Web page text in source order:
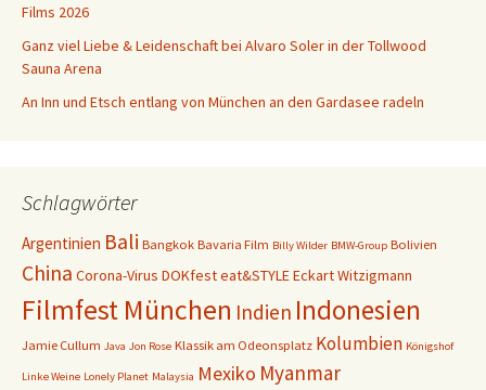
Films 2026
Ganz viel Liebe & Leidenschaft bei Alvaro Soler in der Tollwood
Sauna Arena
An Inn und Etsch entlang von München an den Gardasee radeln
Schlagwörter
Argentinien Bali Bangkok Bavaria Film Billy Wilder BMW-Group Bolivien
China Corona-Virus DOKfesteat&STYLEEckart Witzigmann
Filmfest München Indien Indonesien
Jamie Cullum Java Jon Rose Klassik am Odeonsplatz Kolumbien Königshof
Linke Weine Lonely Planet Malaysia Mexiko Myanmar